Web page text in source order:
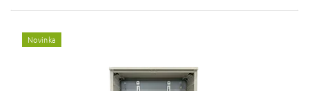
Novinka